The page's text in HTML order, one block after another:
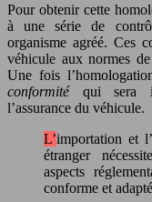
Pour obtenir cette
à une série de
organisme agréé. Ces
véhicule aux normes
Une fois
conformité qui sera
l’assurance du véhicule.
L’importation et l’assurance d’un véhicule d’occasion
étranger
aspects
conforme et